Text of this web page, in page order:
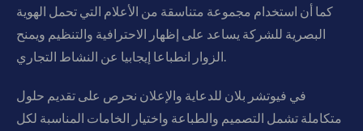
كما أن استخدام مجموعة متناسقة من الأعلام التي تحمل الهوية
البصرية للشركة يساعد على إظهار الاحترافية والتنظيم ويمنح
الزوار انطباعا إيجابيا عن النشاط التجاري.
في فيوتشر بلان للدعاية والإعلان نحرص على تقديم حلول
متكاملة تشمل التصميم والطباعة واختيار الخامات المناسبة لكل